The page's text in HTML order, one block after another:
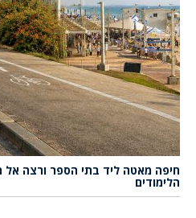
חיפה מאטה ליד בתי הספר ורצה
הלימודים